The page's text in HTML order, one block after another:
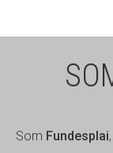
Som Fundesplai